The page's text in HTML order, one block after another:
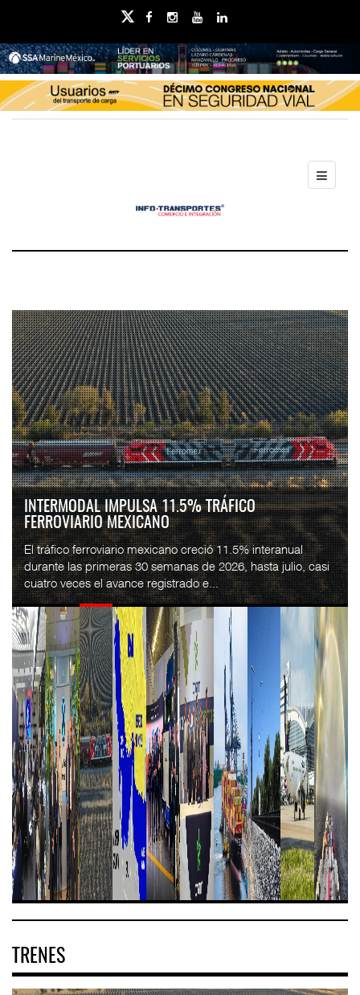
FLETES DE CONTENEDORES ROMPEN TRES SEMANAS
DE CAÍDAS: DREWRY...
El costo mundial del transporte marítimo de contenedores
subió 1% en la semana terminada el 7 de agosto, hasta
4,297 dólares por contenedor de 40 pies...
TRENES